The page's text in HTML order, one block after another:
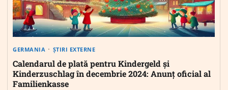
GERMANIA ȘTIRI EXTERNE
Calendarul de plată pentru Kindergeld și
Kinderzuschlag în decembrie 2024: Anunț oficial al
Familienkasse